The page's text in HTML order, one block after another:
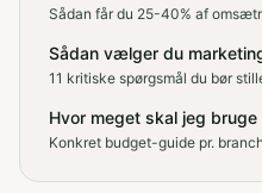
Sådan får du 25-40% af
Sådan vælger du
11 kritiske spørgsmål du bør
Hvor meget skal jeg bruge
Konkret budget-guide pr.